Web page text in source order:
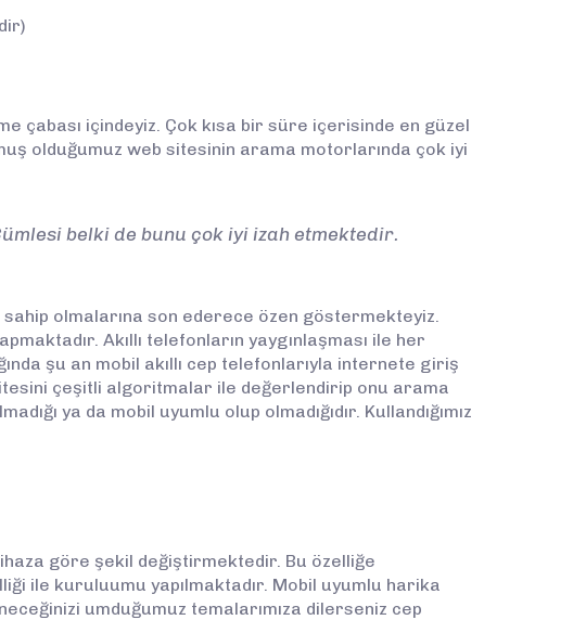
çabası içindeyiz. Çok kısa bir süre içerisinde en güzel
olduğumuz web sitesinin arama motorlarında çok iyi
belki de bunu çok iyi izah etmektedir.
olmalarına son ederece özen göstermekteyiz.
Akıllı telefonların yaygınlaşması ile her
şu an mobil akıllı cep telefonlarıyla internete giriş
çeşitli algoritmalar ile değerlendirip onu arama
ya da mobil uyumlu olup olmadığıdır. Kullandığımız
göre şekil değiştirmektedir. Bu özelliğe
ile kuruluumu yapılmaktadır. Mobil uyumlu harika
umduğumuz temalarımıza dilerseniz cep